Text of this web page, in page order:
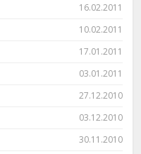
16.02.2011
10.02.2011
17.01.2011
03.01.2011
27.12.2010
03.12.2010
30.11.2010